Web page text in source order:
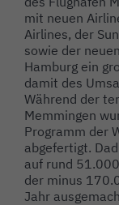
mit neuen
Airlines, der
sowie der
Hamburg ein
damit des
Während der
Memmingen
Programm der
abgefertigt.
auf rund
der minus
Jahr